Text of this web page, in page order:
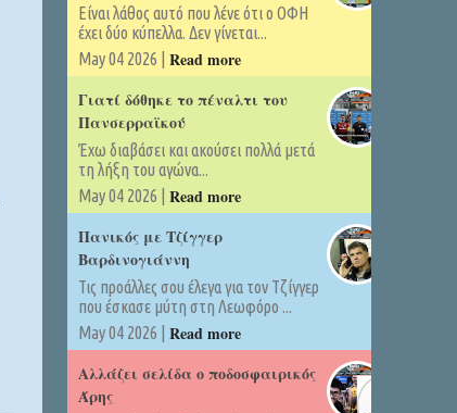
Είναι λάθος αυτό που λένε ότι ο ΟΦΗ
έχει δύο κύπελλα. Δεν γίνεται...
May 04 2026 | Read more
Γιατί δόθηκε το πέναλτι του
Πανσερραϊκού
Έχω διαβάσει και ακούσει πολλά μετά
τη λήξη του αγώνα...
May 04 2026 | Read more
Πανικός με Τζίγγερ
Βαρδινογιάννη
Τις προάλλες σου έλεγα για τον Τζίγγερ
που έσκασε μύτη στη Λεωφόρο ...
May 04 2026 | Read more
Αλλάζει σελίδα ο ποδοσφαιρικός
Άρης